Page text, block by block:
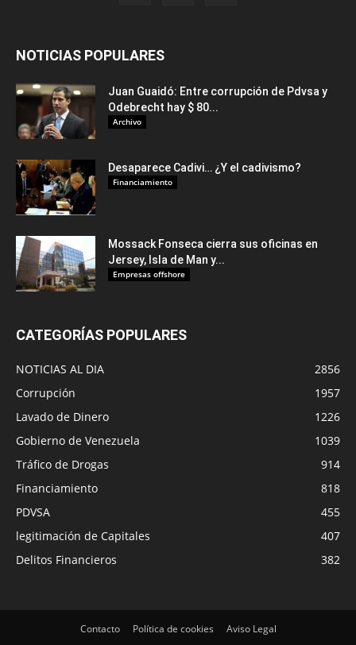
NOTICIAS POPULARES
Juan Guaidó: Entre corrupción de Pdvsa y
Odebrecht hay $ 80...
Archivo
Desaparece Cadivi… ¿Y el cadivismo?
Financiamiento
Mossack Fonseca cierra sus oficinas en
Jersey, Isla de Man y...
Empresas offshore
CATEGORÍAS POPULARES
NOTICIAS AL DIA
2856
Corrupción
1957
Lavado de Dinero
1226
Gobierno de Venezuela
1039
Tráfico de Drogas
914
Financiamiento
818
PDVSA
455
legitimación de Capitales
407
Delitos Financieros
382
Contacto Política de cookies Aviso Legal